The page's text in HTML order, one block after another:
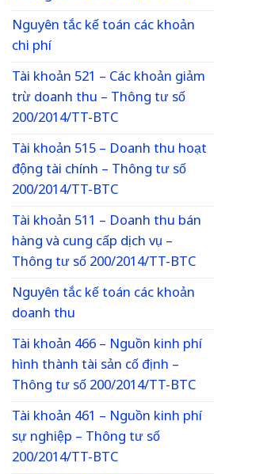
Nguyên tắc kế toán các khoản
chi phí
Tài khoản 521 – Các khoản giảm
trừ doanh thu – Thông tư số
200/2014/TT-BTC
Tài khoản 515 – Doanh thu hoạt
động tài chính – Thông tư số
200/2014/TT-BTC
Tài khoản 511 – Doanh thu bán
hàng và cung cấp dịch vụ –
Thông tư số 200/2014/TT-BTC
Nguyên tắc kế toán các khoản
doanh thu
Tài khoản 466 – Nguồn kinh phí
hình thành tài sản cố định –
Thông tư số 200/2014/TT-BTC
Tài khoản 461 – Nguồn kinh phí
sự nghiệp – Thông tư số
200/2014/TT-BTC